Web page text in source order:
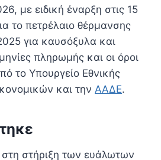
με ειδική έναρξη στις 15
το πετρέλαιο θέρμανσης
για καυσόξυλα και
πληρωμής και οι όροι
το Υπουργείο Εθνικής
και την ΑΑΔΕ.
στη στήριξη των ευάλωτων